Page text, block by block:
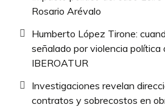
Rosario Arévalo
Humberto López Tirone:
señalado por violencia política
IBEROATUR
Investigaciones revelan
contratos y sobrecostos en